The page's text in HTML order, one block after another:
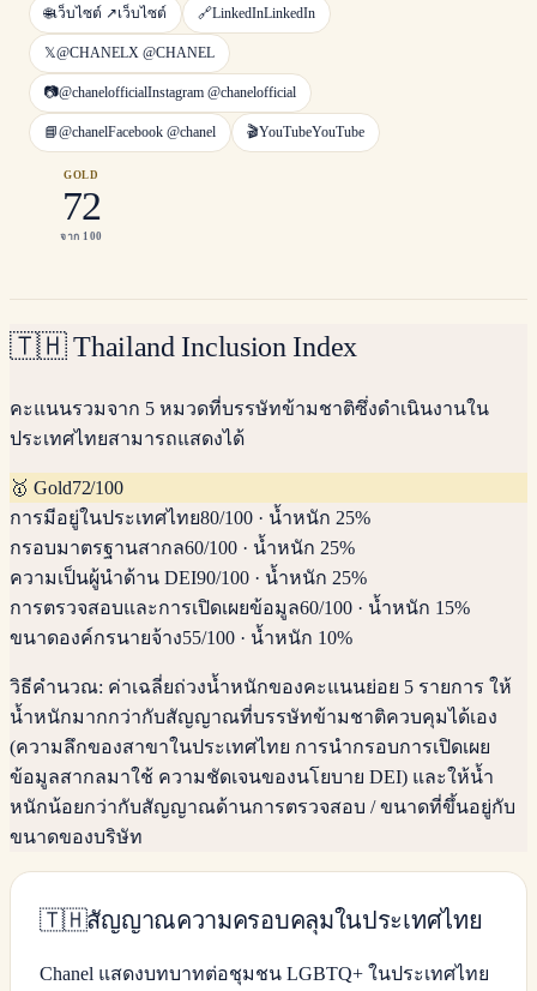
🌐เว็บไซต์ ↗เว็บไซต์ 🔗LinkedInLinkedIn
𝕏@CHANELX @CHANEL
📷@chanelofficialInstagram @chanelofficial
📘@chanelFacebook @chanel 🎬YouTubeYouTube
GOLD
72
จาก 100
🇹🇭 Thailand Inclusion Index
คะแนนรวมจาก 5 หมวดที่บรรษัทข้ามชาติซึ่งดำเนินงานใน
ประเทศไทยสามารถแสดงได้
🥇 Gold72/100
การมีอยู่ในประเทศไทย80/100 · น้ำหนัก 25%
กรอบมาตรฐานสากล60/100 · น้ำหนัก 25%
ความเป็นผู้นำด้าน DEI90/100 · น้ำหนัก 25%
การตรวจสอบและการเปิดเผยข้อมูล60/100 · น้ำหนัก 15%
ขนาดองค์กรนายจ้าง55/100 · น้ำหนัก 10%
วิธีคำนวณ: ค่าเฉลี่ยถ่วงน้ำหนักของคะแนนย่อย 5 รายการ ให้
น้ำหนักมากกว่ากับสัญญาณที่บรรษัทข้ามชาติควบคุมได้เอง
(ความลึกของสาขาในประเทศไทย การนำกรอบการเปิดเผย
ข้อมูลสากลมาใช้ ความชัดเจนของนโยบาย DEI) และให้น้ำ
หนักน้อยกว่ากับสัญญาณด้านการตรวจสอบ / ขนาดที่ขึ้นอยู่กับ
ขนาดของบริษัท
🇹🇭สัญญาณความครอบคลุมในประเทศไทย
Chanel แสดงบทบาทต่อชุมชน LGBTQ+ ในประเทศไทย